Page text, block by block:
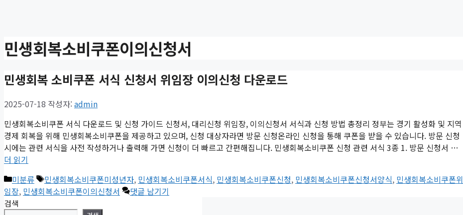
민생회복소비쿠폰이의신청서
민생회복 소비쿠폰 서식 신청서 위임장 이의신청 다운로드
2025-07-18 작성자:admin
민생회복소비쿠폰 서식 다운로드 및 신청 가이드 신청서, 대리신청 위임장, 이의신청서 서식과 신청 방법 총정리 정부는 경기 활성화 및 지역
경제 회복을 위해 민생회복소비쿠폰을 제공하고 있으며, 신청 대상자라면 방문 신청온라인 신청을 통해 쿠폰을 받을 수 있습니다. 방문 신청
시에는 관련 서식을 사전 작성하거나 출력해 가면 신청이 더 빠르고 간편해집니다. 민생회복소비쿠폰 신청 관련 서식 3종 1. 방문 신청서 …
더 읽기
카
테
고
미분류
태
그
민생회복소비쿠폰미성년자, 민생회복소비쿠폰서식, 민생회복소비쿠폰신청, 민생회복소비쿠폰신청서양식, 민생회복소비쿠폰위
임장, 민생회복소비쿠폰이의신청서
댓글 남기기
검색